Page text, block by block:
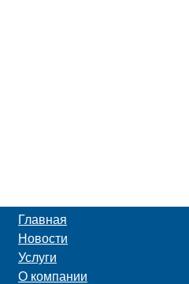
Главная
Новости
Услуги
О компании